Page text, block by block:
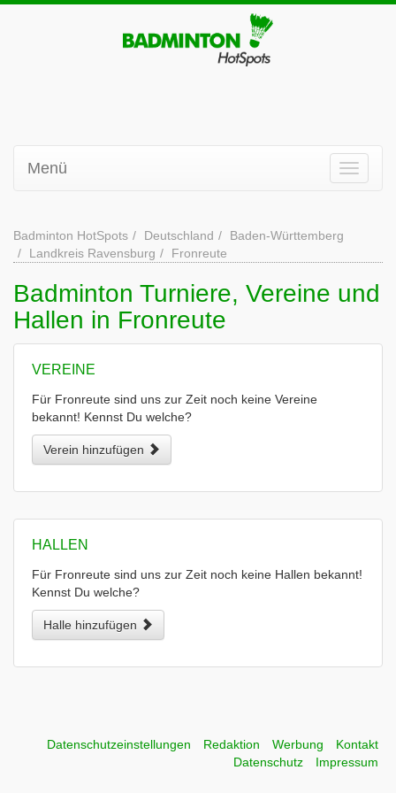
Menü
Badminton HotSpots Deutschland
Baden-Württemberg
Landkreis Ravensburg
Fronreute
Badminton Turniere, Vereine und
Hallen in Fronreute
VEREINE
Für Fronreute sind uns zur Zeit noch keine Vereine
bekannt! Kennst Du welche?
Verein hinzufügen
HALLEN
Für Fronreute sind uns zur Zeit noch keine Hallen bekannt!
Kennst Du welche?
Halle hinzufügen
Datenschutzeinstellungen Redaktion Werbung
Kontakt
Datenschutz
Impressum